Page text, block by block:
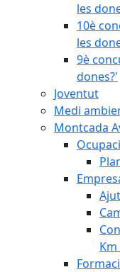
les
10è
les
9è
dones?'
Joventut
Medi
Montcada
Km